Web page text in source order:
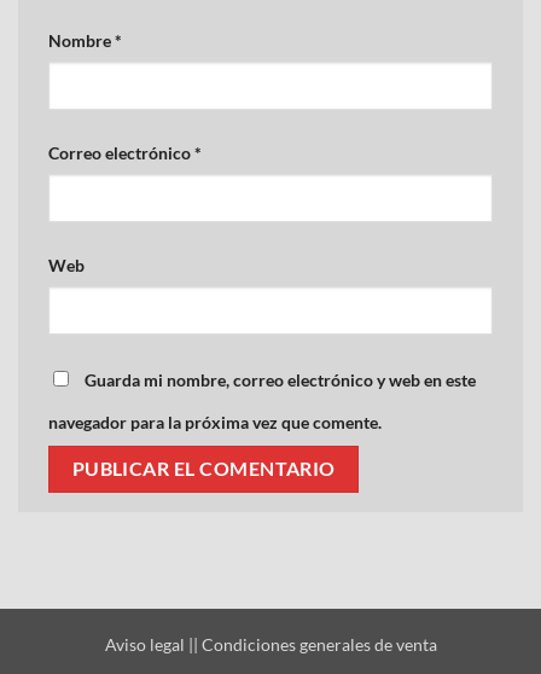
Nombre*
Correo electrónico*
Web
Guarda mi nombre, correo electrónico y web en este
navegador para la próxima vez que comente.
Aviso legal || Condiciones generales de venta